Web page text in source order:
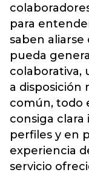
para
saben
pueda
colaborativa,
a disposición
común, todo
consiga
perfiles y en
experiencia
servicio